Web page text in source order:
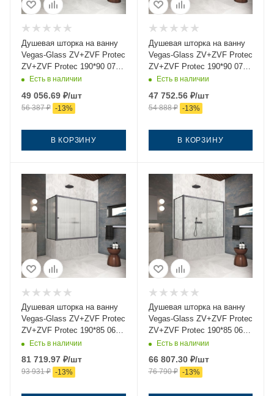
Душевая шторка на ванну
Vegas-Glass ZV+ZVF Protec
ZV+ZVF Protec 190*90 07
10 190х140 стекло матовое
универсальная
Есть в наличии
49 056.69 ₽/шт
56 387₽ -13%
В КОРЗИНУ
Душевая шторка на ванну
Vegas-Glass ZV+ZVF Protec
ZV+ZVF Protec 190*90 07
01 190х140 стекло
ориентация универсальная
Есть в наличии
47 752.56₽/шт
54 888₽ -13%
В КОРЗИНУ
Душевая шторка на ванну
Vegas-Glass ZV+ZVF Protec
ZV+ZVF Protec 190*85 06
Moru 190х140 стекло
рифленое профиль
вороненая сталь
ориентация универсальная
Есть в наличии
81 719.97 ₽/шт
93 931₽ -13%
Душевая шторка на ванну
Vegas-Glass ZV+ZVF Protec
ZV+ZVF Protec 190*85 06
crystalvision 190х140
стекло прозрачное
профиль вороненая сталь
ориентация универсальная
Есть в наличии
66 807.30₽/шт
76 790₽ -13%